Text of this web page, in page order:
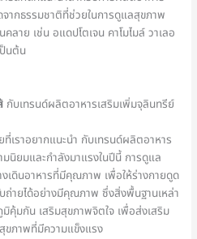
จากธรรมชาติที่ช่วยในการดูแลสุขภาพ
ลาย เช่น อแดปโตเจน คาโมไมล์ วาเลอ
นต้น
กับเทรนด์ผลิตอาหารเสริมเพิ่มจุลินทรีย์
เราอยากแนะนำ กับเทรนด์ผลิตอาหาร
มนิยมและกำลังมาแรงในปีนี้ การดูแล
เดินอาหารที่มีคุณภาพ เพื่อให้ร่างกายดูด
ถ่ายได้อย่างมีคุณภาพ ซึ่งสิ่งพื้นฐานเหล่า
คุ้มกัน เสริมสุขภาพจิตใจ เพื่อส่งเสริม
ขภาพที่มีความแข็งแรง